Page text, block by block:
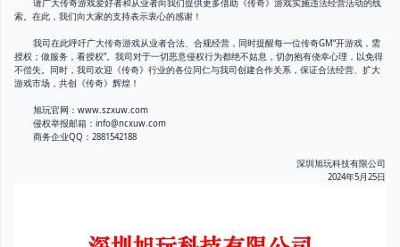
请广大传奇游戏爱好者和从业者向我们提供更多借助《传奇》游戏实施违法经营活动的线
索。在此，我们向大家的支持表示衷心的感谢！
我司在此呼吁广大传奇游戏从业者合法、合规经营，同时提醒每一位传奇GM“开游戏，需
授权；做服务，看授权”。我司对于一切恶意侵权行为都绝不姑息，切勿抱有侥幸心理，以免得
不偿失。同时，我司欢迎《传奇》行业的各位同仁与我司创建合作关系，保证合法经营、扩大
游戏市场，共创《传奇》辉煌！
旭玩官网：www.szxuw.com
侵权举报邮箱：info@ncxuw.com
商务企业QQ：2881542188
深圳旭玩科技有限公司
2024年5月25日